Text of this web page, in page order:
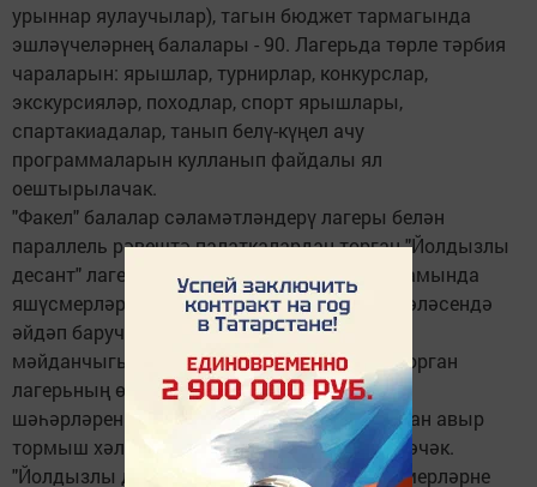
урыннар яулаучылар), тагын бюджет тармагында
эшләүчеләрнең балалары - 90. Лагерьда төрле тәрбия
чараларын: ярышлар, турнирлар, конкурслар,
экскурсияләр, походлар, спорт ярышлары,
спартакиадалар, танып белү-күңел ачу
программаларын кулланып файдалы ял
оештырылачак.
"Факел" балалар сәламәтләндерү лагеры белән
параллель рәвештә палаткалардан торган "Йолдызлы
десант" лагеры оештырылачак, ул 2 ел дәвамында
яшүсмерләрнең җәйге ялын оештыру мәсьәләсендә
әйдәп баручы республика эксперименталь
мәйданчыгы булып тора. Палаткалардан торган
лагерьның өч сменасында республикабыз
шәһәрләреннән һәм районнарыннан җыелган авыр
тормыш хәлендә калган 300 ләп бала ял итәчәк.
"Йолдызлы десант"ның төп бурычы - яшүсмерләрне